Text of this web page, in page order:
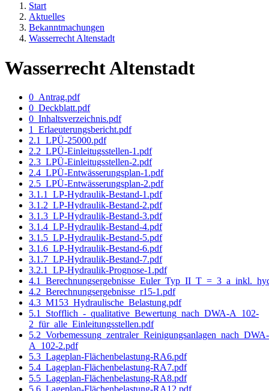
Start
Aktuelles
Bekanntmachungen
Wasserrecht Altenstadt
Wasserrecht Altenstadt
0_Antrag.pdf
0_Deckblatt.pdf
0_Inhaltsverzeichnis.pdf
1_Erlaeuterungsbericht.pdf
2.1_LPÜ-25000.pdf
2.2_LPÜ-Einleitugsstellen-1.pdf
2.3_LPÜ-Einleitugsstellen-2.pdf
2.4_LPÜ-Entwässerungsplan-1.pdf
2.5_LPÜ-Entwässerungsplan-2.pdf
3.1.1_LP-Hydraulik-Bestand-1.pdf
3.1.2_LP-Hydraulik-Bestand-2.pdf
3.1.3_LP-Hydraulik-Bestand-3.pdf
3.1.4_LP-Hydraulik-Bestand-4.pdf
3.1.5_LP-Hydraulik-Bestand-5.pdf
3.1.6_LP-Hydraulik-Bestand-6.pdf
3.1.7_LP-Hydraulik-Bestand-7.pdf
3.2.1_LP-Hydraulik-Prognose-1.pdf
4.2_Berechnungsergebnisse_r15-1.pdf
4.3_M153_Hydraulische_Belastung.pdf
5.1_Stofflich_-_qualitative_Bewertung_nach_DWA-A_102-
2_für_alle_Einleitungsstellen.pdf
5.2_Vorbemessung_zentraler_Reinigungsanlagen_nach_DWA-
A_102-2.pdf
5.3_Lageplan-Flächenbelastung-RA6.pdf
5.4_Lageplan-Flächenbelastung-RA7.pdf
5.5_Lageplan-Flächenbelastung-RA8.pdf